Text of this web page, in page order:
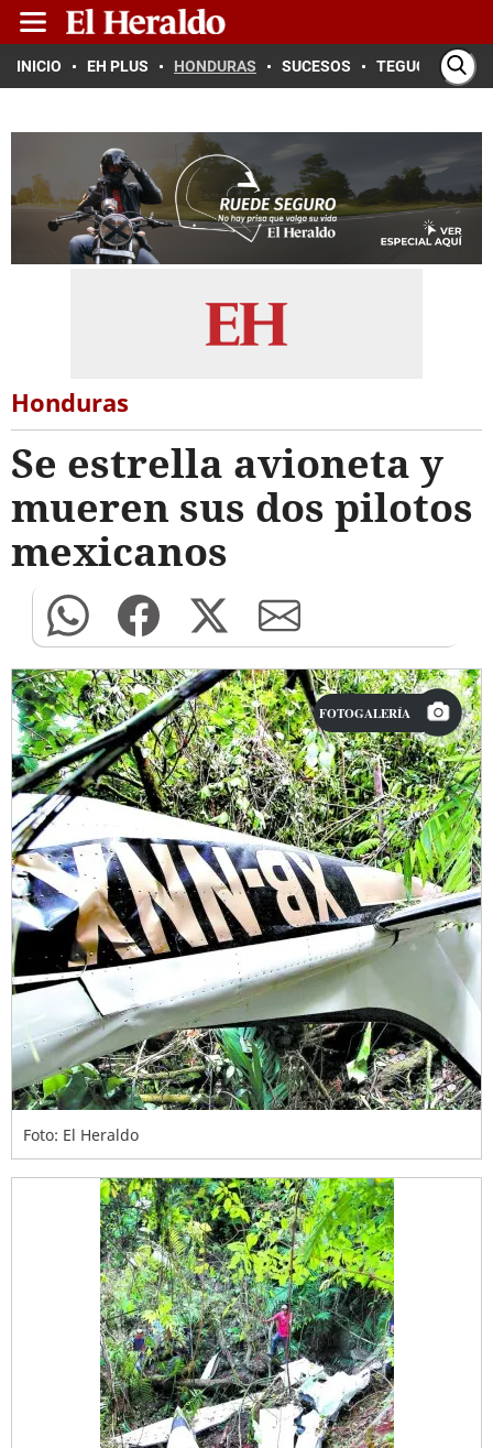
INICIO EH PLUS HONDURAS SUCESOS TEGUCIGALPA
Honduras
Se estrella avioneta y
mueren sus dos pilotos
mexicanos
FOTOGALERÍA
Foto: El Heraldo